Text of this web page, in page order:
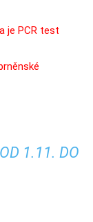
je PCR test
1.11. DO